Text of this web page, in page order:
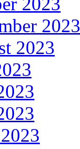
2023
2023